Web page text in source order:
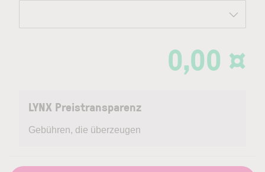
0,00 ¤
LYNX Preistransparenz
Gebühren, die überzeugen